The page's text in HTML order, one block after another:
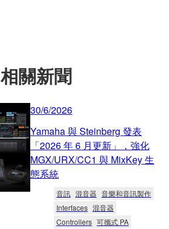
相關新聞
30/6/2026
Yamaha 與 Steinberg 發表
「2026 年 6 月更新」，強化
MGX/URX/CC1 與 MixKey 生
態系統
音訊 混音器 音樂和音訊製作
Interfaces 混音器
Controllers 可攜式 PA